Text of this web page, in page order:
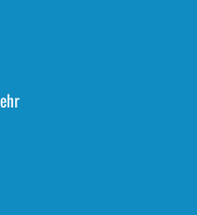
Amrehn hat,